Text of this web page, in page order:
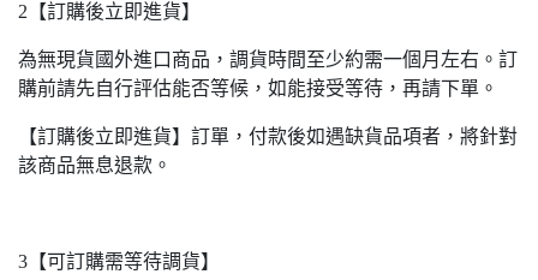
2【訂購後立即進貨】
為無現貨國外進口商品，調貨時間至少約需一個月左右。訂
購前請先自行評估能否等候，如能接受等待，再請下單。
【訂購後立即進貨】訂單，付款後如遇缺貨品項者，將針對
該商品無息退款。
3【可訂購需等待調貨】